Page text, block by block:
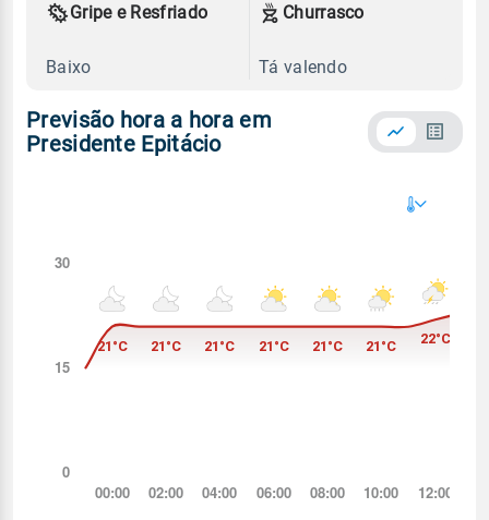
Gripe e Resfriado
Baixo
Churrasco
Tá valendo
Previsão hora a hora em
Presidente Epitácio